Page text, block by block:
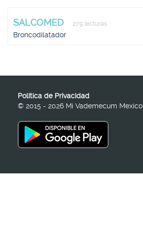
SALCOMED 279 lecturas
Broncodilatador
Política de Privacidad
© 2015 - 2026 Mi Vademecum Mexico